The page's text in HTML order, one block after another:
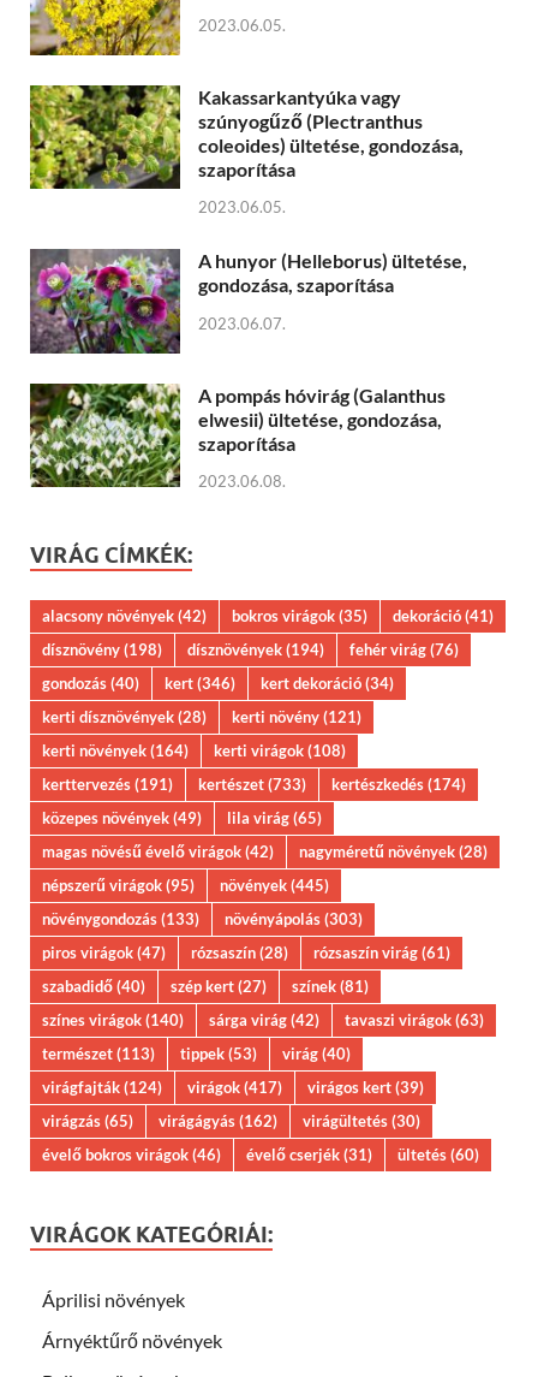
2023.06.05.
Kakassarkantyúka vagy
szúnyogűző (Plectranthus
coleoides) ültetése, gondozása,
szaporítása
2023.06.05.
A hunyor (Helleborus) ültetése,
gondozása, szaporítása
2023.06.07.
A pompás hóvirág (Galanthus
elwesii) ültetése, gondozása,
szaporítása
2023.06.08.
VIRÁG CÍMKÉK:
alacsony növények(42) bokros virágok(35) dekoráció(41)
dísznövény(198) dísznövények(194) fehér virág(76)
gondozás(40) kert(346) kert dekoráció(34)
kerti dísznövények(28) kerti növény(121)
kerti növények(164) kerti virágok(108)
kerttervezés(191) kertészet(733) kertészkedés(174)
közepes növények(49) lila virág(65)
magas növésű évelő virágok(42) nagyméretű növények(28)
népszerű virágok(95) növények(445)
növénygondozás(133) növényápolás(303)
piros virágok(47) rózsaszín(28) rózsaszín virág(61)
szabadidő(40) szép kert(27) színek(81)
színes virágok(140) sárga virág(42) tavaszi virágok(63)
természet(113) tippek(53) virág(40)
virágfajták(124) virágok(417) virágos kert(39)
virágzás(65) virágágyás(162) virágültetés(30)
évelő bokros virágok(46) évelő cserjék(31) ültetés(60)
VIRÁGOK KATEGÓRIÁI:
Áprilisi növények
Árnyéktűrő növények